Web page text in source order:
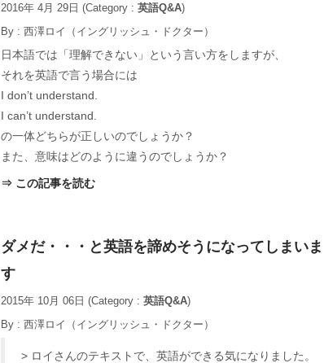
2016年 4月 29日 (Category : 英語Q&A)
By : 西澤ロイ（イングリッシュ・ドクター）
日本語では「理解できない」という言い方をしますが、
それを英語で言う場合には
I don’t understand.
I can’t understand.
の一体どちらが正しいのでしょうか？
また、意味はどのように違うのでしょうか？
⇒ この記事を読む
ダメだ・・・と英語を諦めそうになってしまいま
す
2015年 10月 06日 (Category : 英語Q&A)
By : 西澤ロイ（イングリッシュ・ドクター）
> ロイさんのテキストで、英語ができる気になりました。